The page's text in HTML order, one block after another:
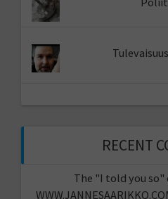
RECENT
The "I told you